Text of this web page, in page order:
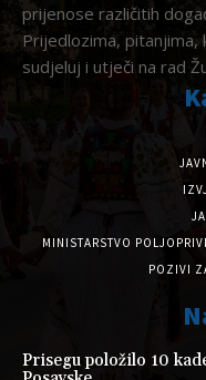
prijenose različitih
Prijedlozima, pitanjima,
sudjeluj i utječi na rad
MINISTARSTVO
POZIVI
Prisegu položilo 10